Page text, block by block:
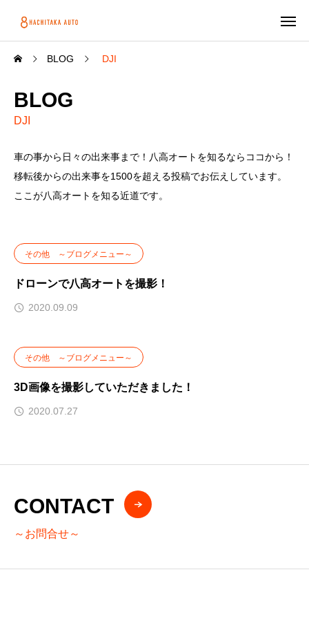
BLOG DJI
BLOG
DJI
車の事から日々の出来事まで！八高オートを知るならココから！
移転後からの出来事を1500を超える投稿でお伝えしています。
ここが八高オートを知る近道です。
その他 ～ブログメニュー～
ドローンで八高オートを撮影！
2020.09.09
その他 ～ブログメニュー～
3D画像を撮影していただきました！
2020.07.27
CONTACT
～お問合せ～